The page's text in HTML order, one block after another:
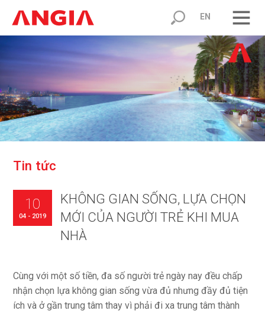
EN
Tin tức
KHÔNG GIAN SỐNG, LỰA CHỌN
MỚI CỦA NGƯỜI TRẺ KHI MUA
NHÀ
10
04 - 2019
Cùng với một số tiền, đa số người trẻ ngày nay đều chấp
nhận chọn lựa không gian sống vừa đủ nhưng đầy đủ tiện
ích và ở gần trung tâm thay vì phải đi xa trung tâm thành